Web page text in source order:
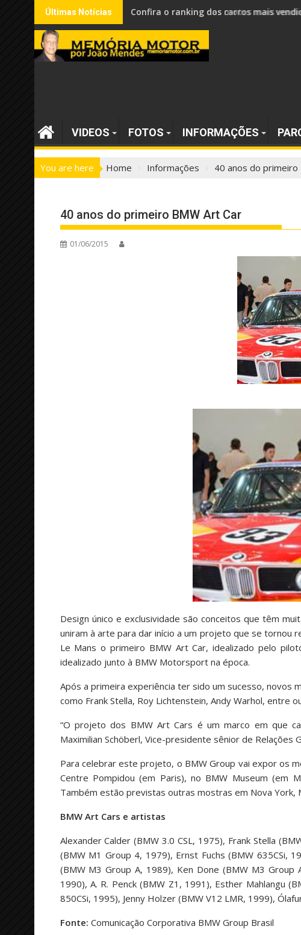
Skip
to
content
Últimas Notícias Confira o ranking dos carros mais
VIDEOS FOTOS INFORMAÇÕES
You are here Home Informações 40 anos do primeiro
40 anos do primeiro BMW Art Car
01/06/2015
Design único e exclusividade são conceitos que têm
uniram à arte para dar início a um projeto que se tornou
Le Mans o primeiro BMW Art Car, idealizado pelo
idealizado junto à BMW Motorsport na época.
Após a primeira experiência ter sido um sucesso,
como Frank Stella, Roy Lichtenstein, Andy Warhol,
“O projeto dos BMW Art Cars é um marco em que
Maximilian Schöberl, Vice-presidente sênior de Relações
Para celebrar este projeto, o BMW Group vai expor os
Centre Pompidou (em Paris), no BMW Museum (em
Também estão previstas outras mostras em Nova York,
BMW Art Cars e artistas
Alexander Calder (BMW 3.0 CSL, 1975), Frank Stella
(BMW M1 Group 4, 1979), Ernst Fuchs (BMW 635CSi,
(BMW M3 Group A, 1989), Ken Done (BMW M3
1990), A. R. Penck (BMW Z1, 1991), Esther Mahlangu
850CSi, 1995), Jenny Holzer (BMW V12 LMR, 1999),
Fonte: Comunicação Corporativa BMW Group Brasil